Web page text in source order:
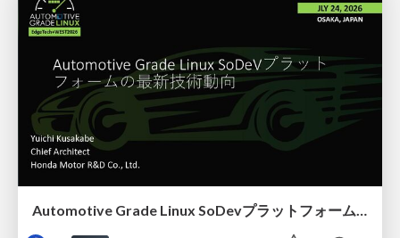
Automotive Grade Linux SoDevプラットフォームの最新技術動向